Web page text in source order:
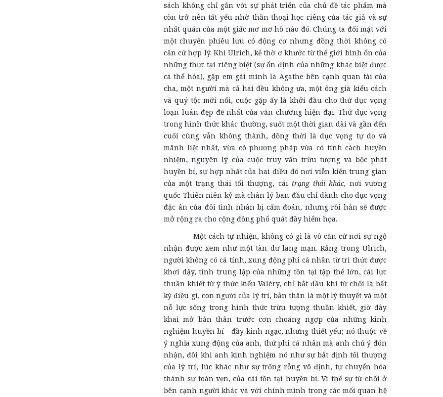
sách không chỉ gắn với sự phát triển của chủ đề tác phẩm mà
còn trở nên tất yếu nhờ thần thoại học riêng của tác giả và sự
nhất quán của một giấc mơ mơ hồ nào đó. Chúng ta đối mặt với
một chuyến phiêu lưu có động cơ nhưng đồng thời không có
căn cứ hợp lý. Khi Ulrich, kẻ thờ ơ khước từ thế giới bình ổn của
những thực tại riêng biệt (sự ổn định của những khác biệt được
cá thể hóa), gặp em gái mình là Agathe bên cạnh quan tài của
cha, một người mà cả hai đều không ưa, một ông già kiểu cách
và quý tộc mới nổi, cuộc gặp ấy là khởi đầu cho thứ dục vọng
loạn luân đẹp đẽ nhất của văn chương hiện đại. Thứ dục vọng
trong hình thức khác thường, suốt một thời gian dài và gần đến
cuối cùng vẫn không thành, đồng thời là dục vọng tự do và
mãnh liệt nhất, vừa có phương pháp vừa có tính cách huyền
nhiệm, nguyên lý của cuộc truy vấn trừu tượng và bộc phát
huyền bí, sự hợp nhất của hai điều đó nơi viễn kiến trung gian
của một trạng thái tối thượng, cái trạng thái khác, nơi vương
quốc Thiên niên kỷ mà chân lý ban đầu chỉ dành cho dục vọng
đặc ân của đôi tình nhân bị cấm đoán, nhưng rồi hẳn sẽ được
mở rộng ra cho cộng đồng phổ quát đầy hiểm họa.
Một cách tự nhiện, không có gì là vô căn cứ nơi sự ngộ
nhận được xem như một tàn dư lãng mạn. Rằng trong Ulrich,
người không có cá tính, xung động phi cá nhân từ tri thức được
khơi dậy, tính trung lập của những tồn tại tập thể lớn, cái lực
thuần khiết từ ý thức kiểu Valéry, chỉ bắt đầu khi từ chối là bất
kỳ điều gì, con người của lý trí, bản thân là một lý thuyết và một
nỗ lực sống trong hình thức trừu tượng thuần khiết, giờ đây
khai mở bản thân trước cơn choáng ngợp của những kinh
nghiệm huyền bí - đầy kinh ngạc, nhưng thiết yếu; nó thuộc về
ý nghĩa xung động của anh, thứ phi cá nhân mà anh chủ ý đón
nhận, đôi khi anh kinh nghiệm nó như sự bất định tối thượng
của lý trí, lúc khác như sự trống rỗng vô định, tự chuyển hóa
thành sự toàn vẹn, của cái tồn tại huyền bí. Vì thế sự từ chối ở
bên cạnh người khác và với chính mình trong các mối quan hệ